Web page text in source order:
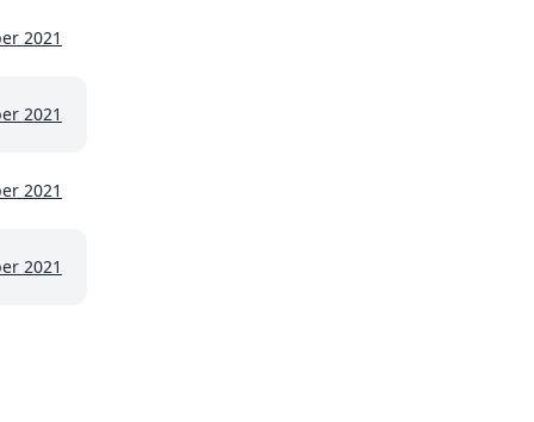
2021
2021
2021
2021